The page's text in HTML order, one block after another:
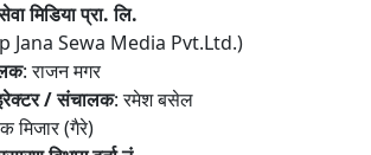
मिडिया प्रा. लि.
Jana Sewa Media Pvt.Ltd.)
: राजन मगर
/ संचालक: रमेश बसेल
मिजार (गैरे)